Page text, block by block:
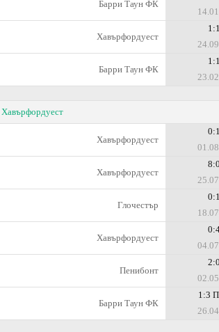
Барри Таун ФК
Хавърфордуест
1:1
Барри Таун ФК
1:1
Хавърфордуест
Хавърфордуест
0:1
Хавърфордуест
8:0
Глочестър
0:1
Хавърфордуест
Пенибонт
2:0
Барри Таун ФК
1:3